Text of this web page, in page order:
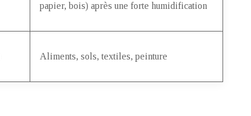
papier, bois) après une forte humidification
Aliments, sols, textiles, peinture